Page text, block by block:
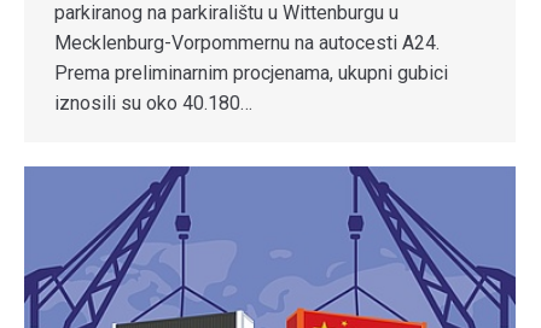
parkiranog na parkiralištu u Wittenburgu u
Mecklenburg-Vorpommernu na autocesti A24.
Prema preliminarnim procjenama, ukupni gubici
iznosili su oko 40.180…